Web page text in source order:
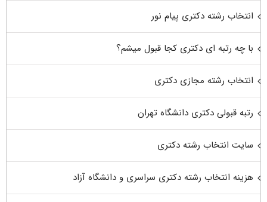
انتخاب رشته دکتری پیام نور
با چه رتبه ای دکتری کجا قبول میشم؟
انتخاب رشته مجازی دکتری
رتبه قبولی دکتری دانشگاه تهران
سایت انتخاب رشته دکتری
هزینه انتخاب رشته دکتری سراسری و دانشگاه آزاد